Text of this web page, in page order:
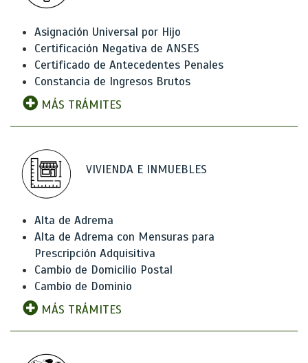
Asignación Universal por Hijo
Certificación Negativa de ANSES
Certificado de Antecedentes Penales
Constancia de Ingresos Brutos
MÁS TRÁMITES
VIVIENDA E INMUEBLES
Alta de Adrema
Alta de Adrema con Mensuras para
Prescripción Adquisitiva
Cambio de Domicilio Postal
Cambio de Dominio
MÁS TRÁMITES